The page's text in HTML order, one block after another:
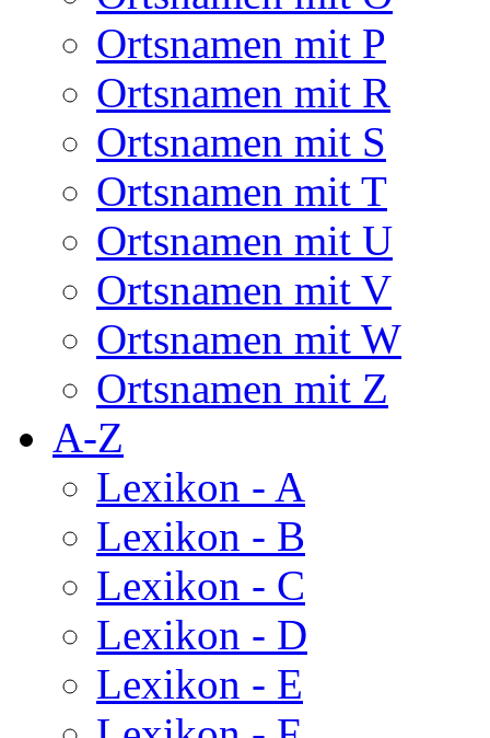
Ortsnamen mit P
Ortsnamen mit R
Ortsnamen mit S
Ortsnamen mit T
Ortsnamen mit U
Ortsnamen mit V
Ortsnamen mit W
Ortsnamen mit Z
A-Z
Lexikon - A
Lexikon - B
Lexikon - C
Lexikon - D
Lexikon - E